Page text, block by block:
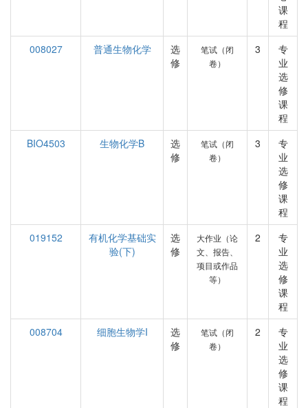
课
程
008027
普通生物化学
选
修
笔试（闭
卷）
3
专
业
选
修
课
程
BIO4503
生物化学B
选
修
笔试（闭
卷）
3
专
业
选
修
课
程
019152
有机化学基础实
验(下)
选
修
大作业（论
文、报告、
项目或作品
等）
2
专
业
选
修
课
程
008704
细胞生物学I
选
修
笔试（闭
卷）
2
专
业
选
修
课
程